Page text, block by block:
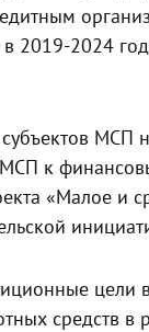
2024
МСП
МСП к
«Малое и
цели
средств в